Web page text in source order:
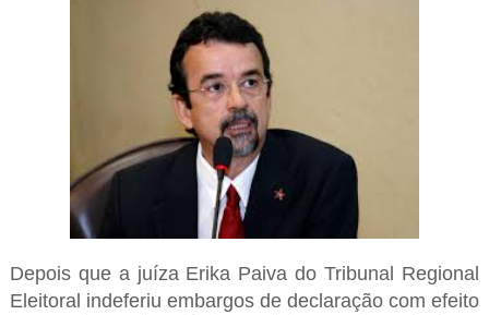
Depois que a juíza Erika Paiva do Tribunal Regional
Eleitoral indeferiu embargos de declaração com efeito